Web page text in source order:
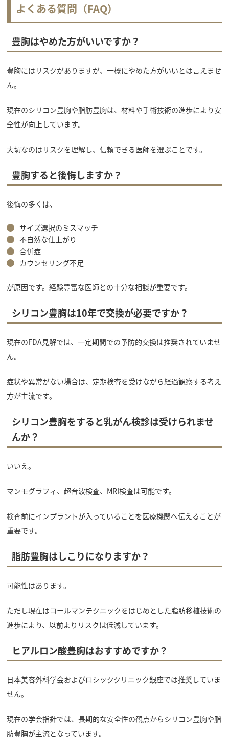
よくある質問（FAQ）
豊胸はやめた方がいいですか？
豊胸にはリスクがありますが、一概にやめた方がいいとは言えませ
ん。
現在のシリコン豊胸や脂肪豊胸は、材料や手術技術の進歩により安
全性が向上しています。
大切なのはリスクを理解し、信頼できる医師を選ぶことです。
豊胸すると後悔しますか？
後悔の多くは、
サイズ選択のミスマッチ
不自然な仕上がり
合併症
カウンセリング不足
が原因です。経験豊富な医師との十分な相談が重要です。
シリコン豊胸は10年で交換が必要ですか？
現在のFDA見解では、一定期間での予防的交換は推奨されていませ
ん。
症状や異常がない場合は、定期検査を受けながら経過観察する考え
方が主流です。
シリコン豊胸をすると乳がん検診は受けられませ
んか？
いいえ。
マンモグラフィ、超音波検査、MRI検査は可能です。
検査前にインプラントが入っていることを医療機関へ伝えることが
重要です。
脂肪豊胸はしこりになりますか？
可能性はあります。
ただし現在はコールマンテクニックをはじめとした脂肪移植技術の
進歩により、以前よりリスクは低減しています。
ヒアルロン酸豊胸はおすすめですか？
日本美容外科学会およびロシッククリニック銀座では推奨していま
せん。
現在の学会指針では、長期的な安全性の観点からシリコン豊胸や脂
肪豊胸が主流となっています。